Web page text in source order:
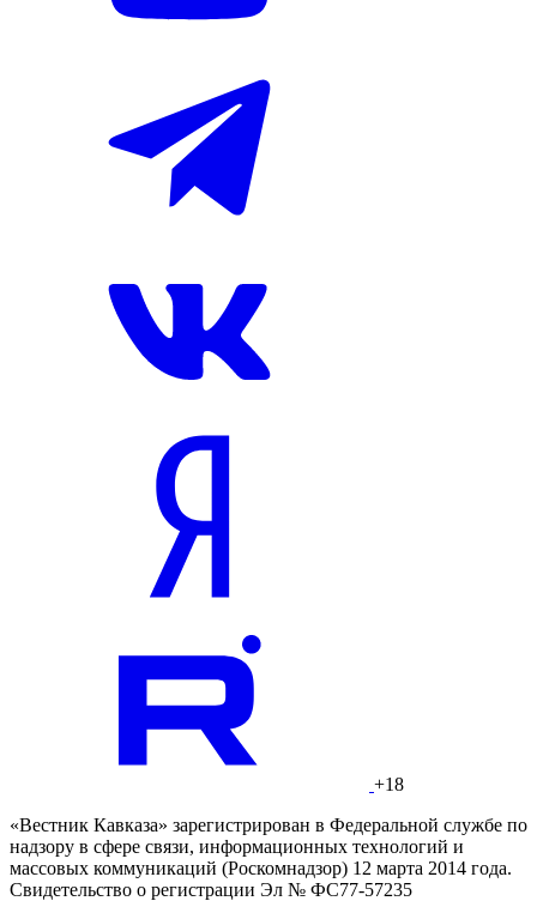
+18
«Вестник Кавказа» зарегистрирован в Федеральной службе по
надзору в сфере связи, информационных технологий и
массовых коммуникаций (Роскомнадзор) 12 марта 2014 года.
Свидетельство о регистрации Эл № ФС77-57235